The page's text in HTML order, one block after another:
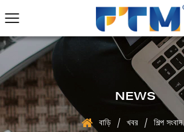
NEWS
বাড়ি / খবর / শিল্প সংবাদ